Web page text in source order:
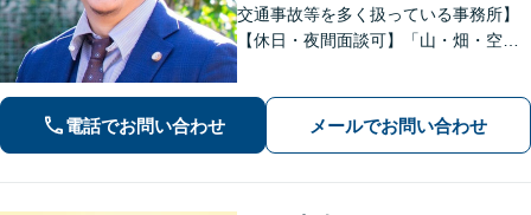
交通事故等を多く扱っている事務所】
【休日・夜間面談可】「山・畑・空き
電話でお問い合わせ メールでお問い合わせ